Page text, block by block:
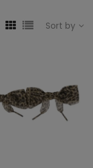
Sort by